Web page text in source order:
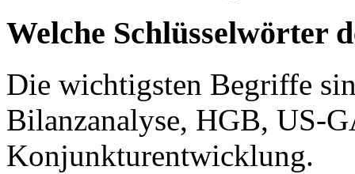
Welche Schlüsselwörter
Die wichtigsten Begriffe
Bilanzanalyse, HGB, US-
Konjunkturentwicklung.